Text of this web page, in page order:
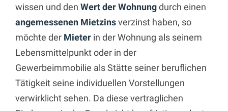
wissen und den Wert der Wohnungdurch einen
angemessenen Mietzinsverzinst haben, so
möchte der Mieter in der Wohnung als seinem
Lebensmittelpunkt oder in der
Gewerbeimmobilie als Stätte seiner beruflichen
Tätigkeit seine individuellen Vorstellungen
verwirklicht sehen. Da diese vertraglichen